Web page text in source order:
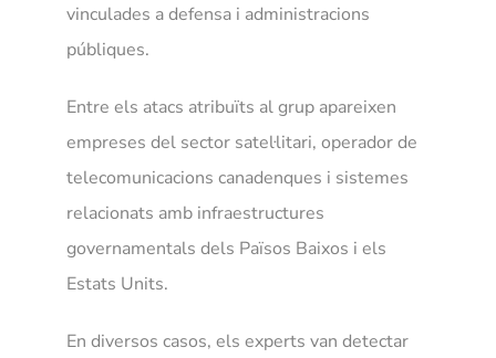
vinculades a defensa i administracions
públiques.
Entre els atacs atribuïts al grup apareixen
empreses del sector satel·litari, operador de
telecomunicacions canadenques i sistemes
relacionats amb infraestructures
governamentals dels Països Baixos i els
Estats Units.
En diversos casos, els experts van detectar